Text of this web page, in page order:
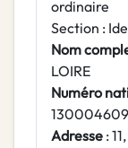
ordinaire
Section :
Nom
LOIRE
Numéro
Adresse :